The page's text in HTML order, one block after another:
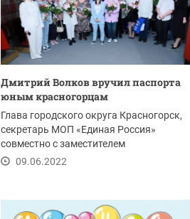
Дмитрий Волков вручил паспорта
юным красногорцам
Глава городского округа Красногорск,
секретарь МОП «Единая Россия»
совместно с заместителем
председателя Совета...
09.06.2022